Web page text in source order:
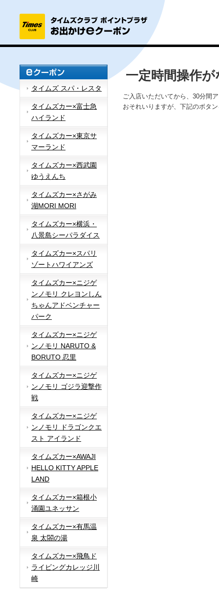
タイムズ スパ・レスタ
タイムズカー×富士急
ハイランド
タイムズカー×東京サ
マーランド
タイムズカー×西武園
ゆうえんち
タイムズカー×さがみ
湖MORI MORI
タイムズカー×横浜・
八景島シーパラダイス
タイムズカー×スパリ
ゾートハワイアンズ
タイムズカー×ニジゲ
ンノモリ クレヨンしん
ちゃんアドベンチャー
パーク
タイムズカー×ニジゲ
ンノモリ NARUTO &
BORUTO 忍里
タイムズカー×ニジゲ
ンノモリ ゴジラ迎撃作
戦
タイムズカー×ニジゲ
ンノモリ ドラゴンクエ
スト アイランド
タイムズカー×AWAJI
HELLO KITTY APPLE
LAND
タイムズカー×箱根小
涌園ユネッサン
タイムズカー×有馬温
泉 太閤の湯
タイムズカー×飛鳥ド
ライビングカレッジ川
崎
一定時間操作
ご入店いただいてから、30分間
おそれいりますが、下記のボタ